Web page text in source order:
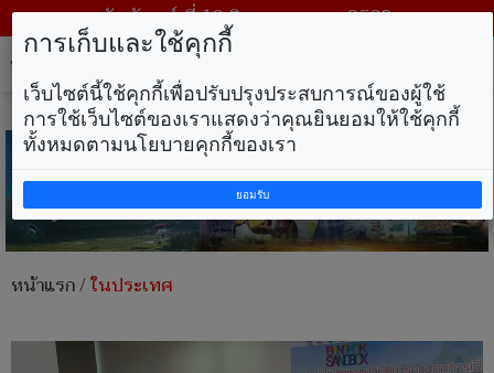
วันจันทร์ ที่ 10 สิงหาคม พ.ศ. 2569
หน้าแรก/ในประเทศ
การเก็บและใช้คุกกี้
เว็บไซต์นี้ใช้คุกกี้เพื่อปรับปรุงประสบการณ์ของผู้ใช้
การใช้เว็บไซต์ของเราแสดงว่าคุณยินยอมให้ใช้คุกกี้
ทั้งหมดตามนโยบายคุกกี้ของเรา
ยอมรับ